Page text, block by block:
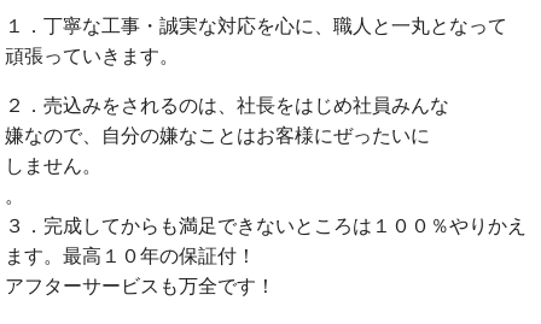
１．丁寧な工事・誠実な対応を心に、職人と一丸となって
頑張っていきます。
２．売込みをされるのは、社長をはじめ社員みんな
嫌なので、自分の嫌なことはお客様にぜったいに
しません。
。
３．完成してからも満足できないところは１００％やりかえ
ます。最高１０年の保証付！
アフターサービスも万全です！